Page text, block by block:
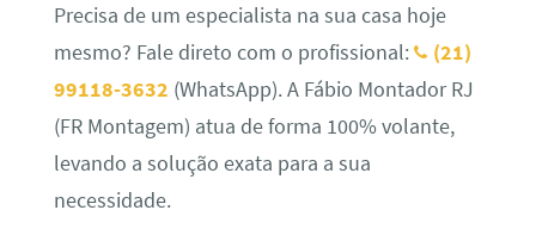
Precisa de um especialista na sua casa hoje
mesmo? Fale direto com o profissional:
(21)
99118-3632 (WhatsApp). A Fábio Montador RJ
(FR Montagem) atua de forma 100% volante,
levando a solução exata para a sua
necessidade.